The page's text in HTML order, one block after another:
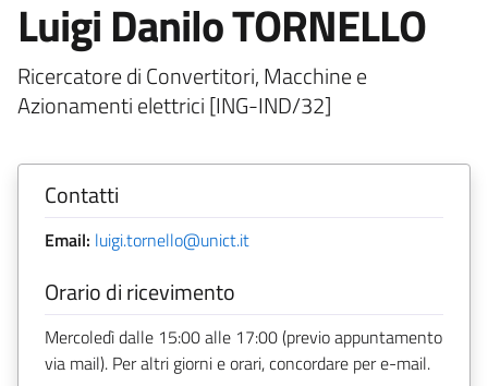
Luigi Danilo TORNELLO
Ricercatore di Convertitori, Macchine e
Azionamenti elettrici [ING-IND/32]
Contatti
Email: luigi.tornello@unict.it
Orario di ricevimento
Mercoledì dalle 15:00 alle 17:00 (previo appuntamento
via mail). Per altri giorni e orari, concordare per e-mail.